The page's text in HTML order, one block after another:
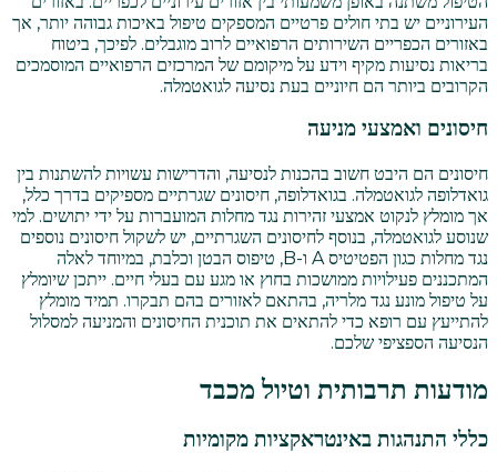
העירוניים יש בתי חולים פרטיים המספקים טיפול באיכות גבוהה יותר, אך
באזורים הכפריים השירותים הרפואיים לרוב מוגבלים. לפיכך, ביטוח
בריאות נסיעות מקיף וידע על מיקומם של המרכזים הרפואיים המוסמכים
הקרובים ביותר הם חיוניים בעת נסיעה לגואטמלה.
חיסונים ואמצעי מניעה
חיסונים הם היבט חשוב בהכנות לנסיעה, והדרישות עשויות להשתנות בין
גואדלופה לגואטמלה. בגואדלופה, חיסונים שגרתיים מספיקים בדרך כלל,
אך מומלץ לנקוט אמצעי זהירות נגד מחלות המועברות על ידי יתושים. למי
שנוסע לגואטמלה, בנוסף לחיסונים השגרתיים, יש לשקול חיסונים נוספים
נגד מחלות כגון הפטיטיס A ו-B, טיפוס הבטן וכלבת, במיוחד לאלה
המתכננים פעילויות ממושכות בחוץ או מגע עם בעלי חיים. ייתכן שיומלץ
על טיפול מונע נגד מלריה, בהתאם לאזורים בהם תבקרו. תמיד מומלץ
להתייעץ עם רופא כדי להתאים את תוכנית החיסונים והמניעה למסלול
הנסיעה הספציפי שלכם.
מודעות תרבותית וטיול מכבד
כללי התנהגות באינטראקציות מקומיות